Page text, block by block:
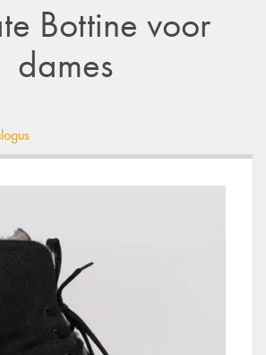
Bottine voor
dames